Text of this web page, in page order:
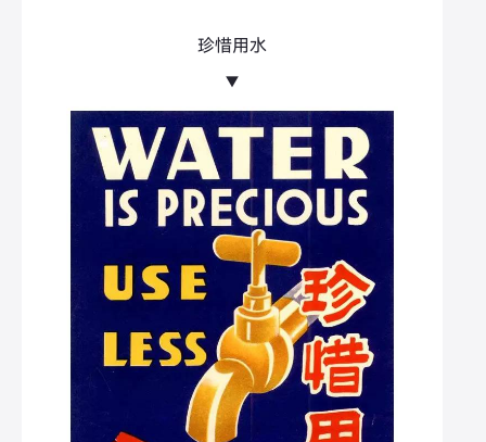
珍惜用水
▼